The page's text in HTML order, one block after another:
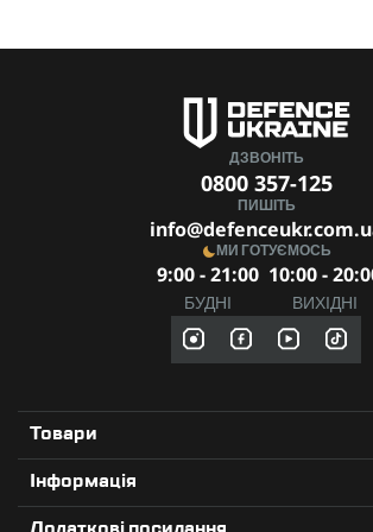
ДЗВОНІТЬ
0800 357-125
ПИШІТЬ
МИ ГОТУЄМОСЬ
9:00 - 21:00
БУДНІ
10:00 -
ВИХІДНІ
Товари
Інформація